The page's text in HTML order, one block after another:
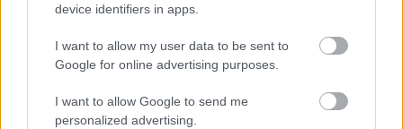
device identifiers in apps.
I want to allow my user data to be sent to
Google for online advertising purposes.
I want to allow Google to send me
personalized advertising.
Tetszem Neked, szeretnél még látni rólam képeket?
" - érkezik a kérdés kattintás után a Girls of Paradise
nevű oldalon chatjén a ...